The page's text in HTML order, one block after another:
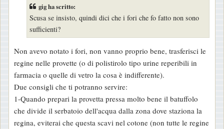
g
i
o
gig ha scritto:
Scusa se insisto, quindi dici che i fori che fo fatto non sono
sufficienti?
Non avevo notato i fori, non vanno proprio bene, trasferisci le
regine nelle provette (o di polistirolo tipo urine reperibili in
farmacia o quelle di vetro la cosa è indifferente).
Due consigli che ti potranno servire:
1-Quando prepari la provetta pressa molto bene il batuffolo
che divide il serbatoio dell'acqua dalla zona dove staziona la
regina, eviterai che questa scavi nel cotone (non tutte le regine